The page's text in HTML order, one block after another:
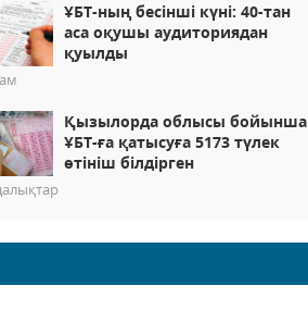
ҰБТ-ның бесінші күні: 40-тан
аса оқушы аудиториядан
қуылды
Қызылорда облысы бойынша
ҰБТ-ға қатысуға 5173 түлек
өтініш білдірген